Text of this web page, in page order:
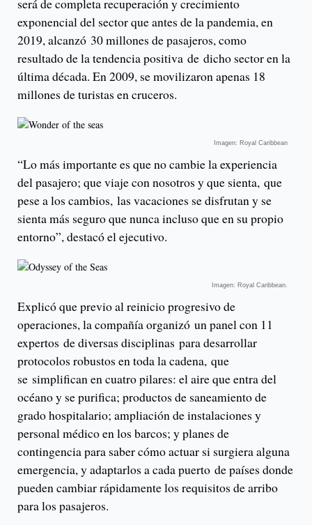
será de completa recuperación y crecimiento
exponencial del sector que antes de la pandemia, en
2019, alcanzó 30 millones de pasajeros, como
resultado de la tendencia positiva de dicho sector en la
última década. En 2009, se movilizaron apenas 18
millones de turistas en cruceros.
Imagen: Royal Caribbean
“Lo más importante es que no cambie la experiencia
del pasajero; que viaje con nosotros y que sienta, que
pese a los cambios, las vacaciones se disfrutan y se
sienta más seguro que nunca incluso que en su propio
entorno”, destacó el ejecutivo.
Imagen: Royal Caribbean.
Explicó que previo al reinicio progresivo de
operaciones, la compañía organizó un panel con 11
expertos de diversas disciplinas para desarrollar
protocolos robustos en toda la cadena, que
se simplifican en cuatro pilares: el aire que entra del
océano y se purifica; productos de saneamiento de
grado hospitalario; ampliación de instalaciones y
personal médico en los barcos; y planes de
contingencia para saber cómo actuar si surgiera alguna
emergencia, y adaptarlos a cada puerto de países donde
pueden cambiar rápidamente los requisitos de arribo
para los pasajeros.